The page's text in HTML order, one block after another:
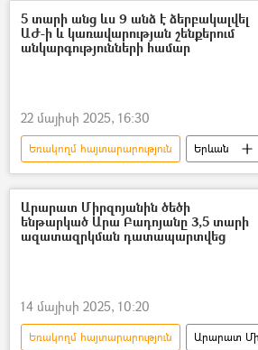
Ռուսաստան
Լեռնային Ղարաբաղ
Արցախ
5 տարի անց ևս 9 անձ է ձերբակալվել
ԱԺ-ի և կառավարության շենքերում
անկարգությունների համար
22 մայիսի 2025, 16:30
Եռակողմ հայտարարություն
Երևան
ՀՀ կառավարություն
Բողոքի
Արարատ Միրզոյան
Արարատ Միրզոյանին ծեծի
ենթարկած Արա Բադոյանը 3,5 տարի
ազատազրկման դատապարտվեց
14 մայիսի 2025, 10:20
Եռակողմ հայտարարություն
Արարատ